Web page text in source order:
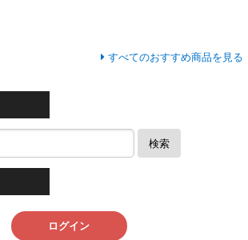
すべてのおすすめ商品を見る
検索
ログイン